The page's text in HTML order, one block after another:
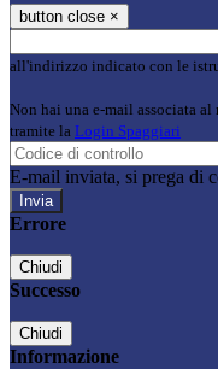
button close ×
all'indirizzo indicato con le
Non hai una e-mail associata
tramite la Login Spaggiari
E-mail inviata, si prega di
Errore
Chiudi
Successo
Chiudi
Informazione